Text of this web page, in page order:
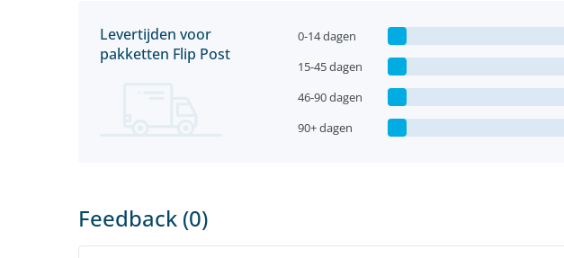
Levertijden voor
pakketten Flip Post
0-14 dagen
15-45 dagen
46-90 dagen
90+ dagen
Feedback (0)